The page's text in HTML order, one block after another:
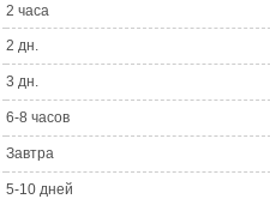
2 часа
2 дн.
3 дн.
6-8 часов
Завтра
5-10 дней